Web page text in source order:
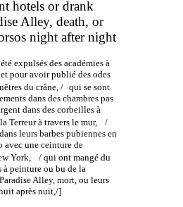
hotels or drank
Alley, death, or
night after night
expulsés des académies à
pour avoir publié des odes
du crâne, / qui se sont
dans des chambres pas
dans des corbeilles à
Terreur à travers le mur, /
leurs barbes pubiennes en
avec une ceinture de
York, / qui ont mangé du
à peinture ou bu de la
Alley, mort, ou leurs
après nuit,/]